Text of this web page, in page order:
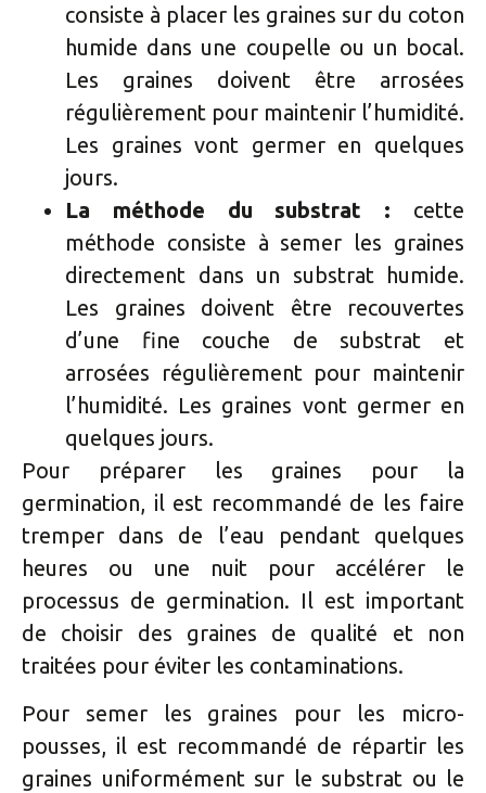
consiste à placer les graines sur du coton
humide dans une coupelle ou un bocal.
Les graines doivent être arrosées
régulièrement pour maintenir l’humidité.
Les graines vont germer en quelques
jours.
La méthode du substrat : cette
méthode consiste à semer les graines
directement dans un substrat humide.
Les graines doivent être recouvertes
d’une fine couche de substrat et
arrosées régulièrement pour maintenir
l’humidité. Les graines vont germer en
quelques jours.
Pour préparer les graines pour la
germination, il est recommandé de les faire
tremper dans de l’eau pendant quelques
heures ou une nuit pour accélérer le
processus de germination. Il est important
de choisir des graines de qualité et non
traitées pour éviter les contaminations.
Pour semer les graines pour les micro-
pousses, il est recommandé de répartir les
graines uniformément sur le substrat ou le